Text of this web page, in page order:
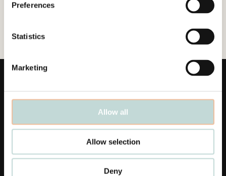
Preferences
Statistics
Marketing
Allow all
Allow selection
Deny